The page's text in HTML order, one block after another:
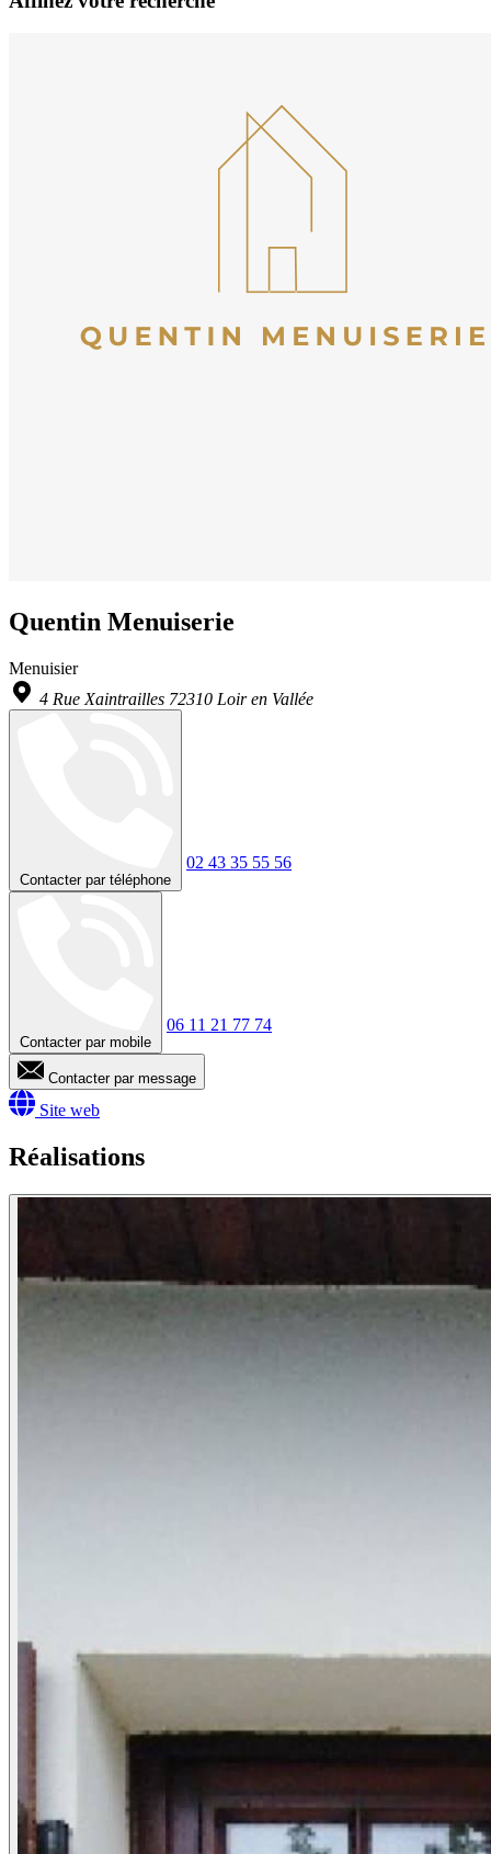
Quentin Menuiserie
Menuisier
4 Rue Xaintrailles 72310 Loir en Vallée
Contacter par téléphone
02 43 35 55 56
Contacter par mobile
06 11 21 77 74
Contacter par message
Site web
Réalisations